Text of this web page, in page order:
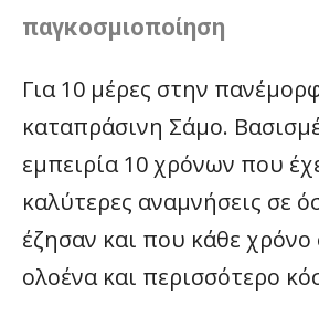
παγκοσμιοποίηση
Για 10 μέρες στην
καταπράσινη Σάμο.
εμπειρία 10 χρόνων που
καλύτερες αναμνήσεις σε
έζησαν και που κάθε χρόνο
ολοένα και περισσότερο